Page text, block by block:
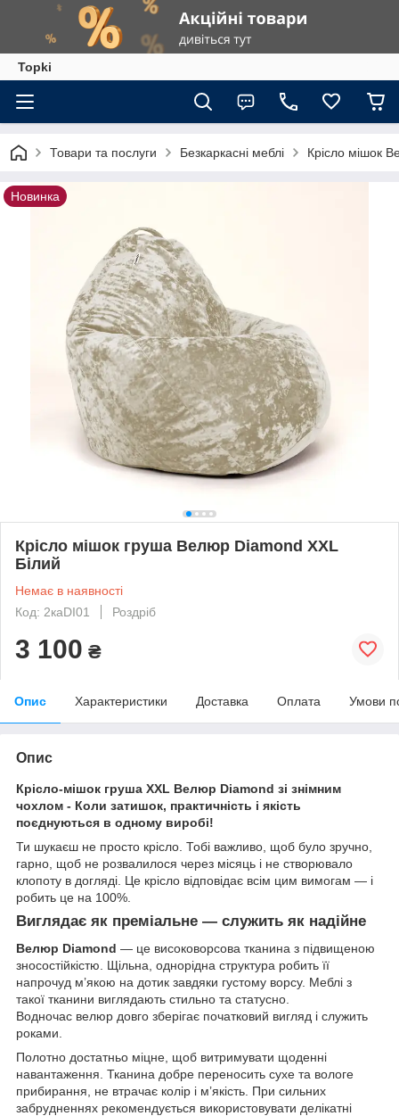
Topki
Товари та послуги Безкаркасні меблі Крісло мішок
Новинка
Крісло мішок груша Велюр Diamond XXL
Білий
Немає в наявності
Код: 2каDI01
Роздріб
3 100 ₴
Опис Характеристики Доставка Оплата Умови
Опис
Крісло-мішок груша XXL Велюр Diamond зі знімним
чохлом - Коли затишок, практичність і якість
поєднуються в одному виробі!
Ти шукаєш не просто крісло. Тобі важливо, щоб було зручно,
гарно, щоб не розвалилося через місяць і не створювало
клопоту в догляді. Це крісло відповідає всім цим вимогам — і
робить це на 100%.
Виглядає як преміальне — служить як надійне
Велюр Diamond — це високоворсова тканина з підвищеною
зносостійкістю. Щільна, однорідна структура робить її
напрочуд м’якою на дотик завдяки густому ворсу. Меблі з
такої тканини виглядають стильно та статусно.
Водночас велюр довго зберігає початковий вигляд і служить
роками.
Полотно достатньо міцне, щоб витримувати щоденні
навантаження. Тканина добре переносить сухе та вологе
прибирання, не втрачає колір і м’якість. При сильних
забрудненнях рекомендується використовувати делікатні